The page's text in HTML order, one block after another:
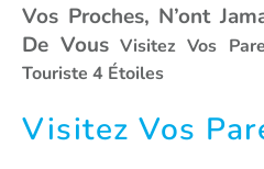
Vos Proches, N’ont
De Vous Visitez Vos
Touriste 4 Étoiles
Visitez Vos